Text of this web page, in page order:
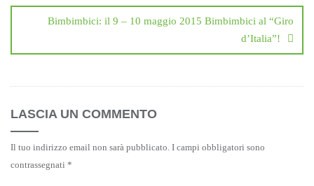
Bimbimbici: il 9 – 10 maggio 2015 Bimbimbici al “Giro
d’Italia”!
LASCIA UN COMMENTO
Il tuo indirizzo email non sarà pubblicato. I campi obbligatori sono
contrassegnati *